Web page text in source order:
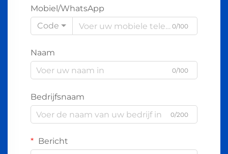
Mobiel/WhatsApp
Code
0/100
Naam
0/100
Bedrijfsnaam
0/200
Bericht